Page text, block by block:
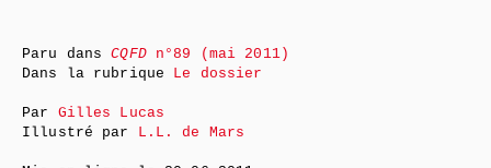
Paru dansCQFDn°89 (mai 2011)
Dans la rubrique Le dossier
Par Gilles Lucas
Illustré par L.L. de Mars